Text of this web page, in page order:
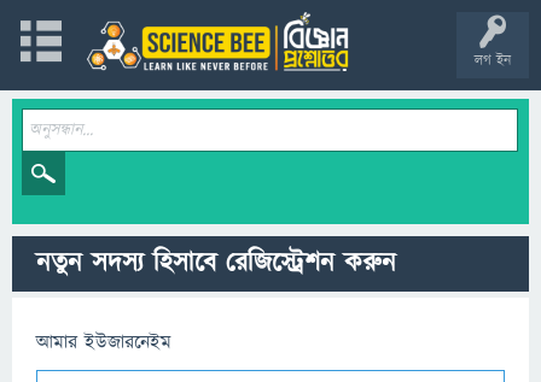
লগ ইন
নতুন সদস্য হিসাবে রেজিস্ট্রেশন করুন
আমার ইউজারনেইম